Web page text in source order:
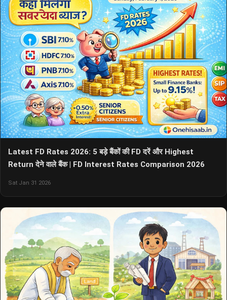
Latest FD Rates 2026: 5 बड़े बैंकों की FD दरें और Highest
Return देने वाले बैंक | FD Interest Rates Comparison 2026
Sat Jan 31 2026